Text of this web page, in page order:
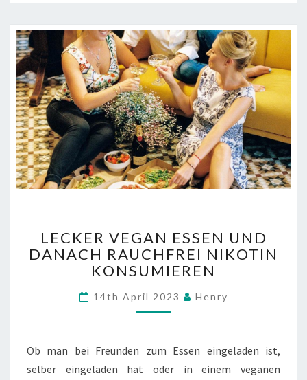
VEGAN
ESSEN
UND
RAUCHFREI
NIKOTIN
LECKER VEGAN ESSEN UND
DANACH RAUCHFREI NIKOTIN
KONSUMIEREN
14th April 2023 Henry
Ob man bei Freunden zum Essen eingeladen ist,
selber eingeladen hat oder in einem veganen